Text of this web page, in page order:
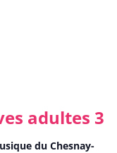
adultes 3
du Chesnay-